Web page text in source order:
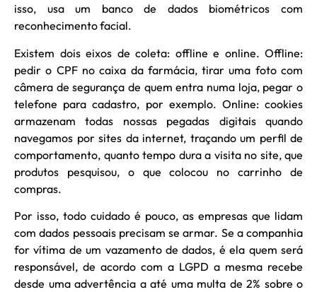
isso, usa um banco de dados biométricos com
reconhecimento facial.
Existem dois eixos de coleta: offline e online. Offline:
pedir o CPF no caixa da farmácia, tirar uma foto com
câmera de segurança de quem entra numa loja, pegar o
telefone para cadastro, por exemplo. Online: cookies
armazenam todas nossas pegadas digitais quando
navegamos por sites da internet, traçando um perfil de
comportamento, quanto tempo dura a visita no site, que
produtos pesquisou, o que colocou no carrinho de
compras.
Por isso, todo cuidado é pouco, as empresas que lidam
com dados pessoais precisam se armar. Se a companhia
for vítima de um vazamento de dados, é ela quem será
responsável, de acordo com a LGPD a mesma recebe
desde uma advertência a até uma multa de 2% sobre o